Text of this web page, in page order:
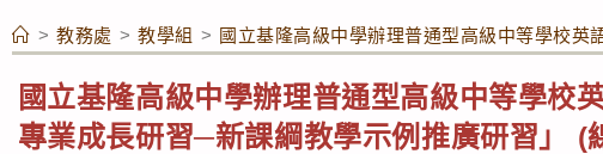
> 教務處 > 教學組 > 國立基隆高級中學辦理普通型高級中等學校
國立基隆高級中學辦理普通型高級中等學校
專業成長研習─新課綱教學示例推廣研習」 (